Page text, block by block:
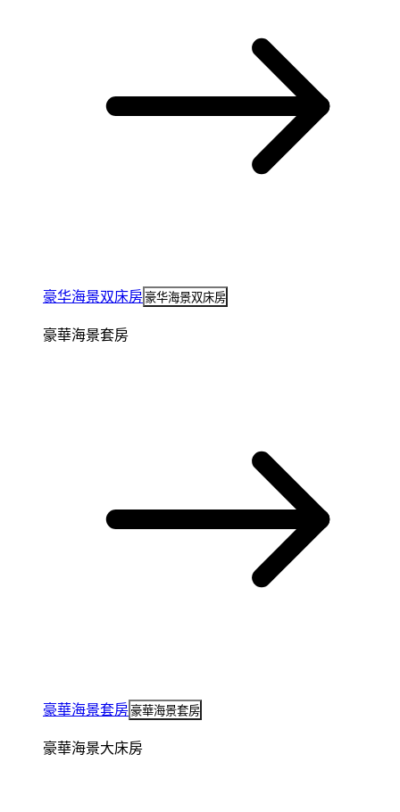
豪华海景双床房豪华海景双床房
豪華海景套房
豪華海景套房豪華海景套房
豪華海景大床房